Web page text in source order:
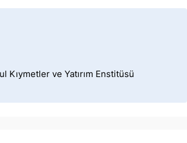
Kıymetler ve Yatırım Enstitüsü